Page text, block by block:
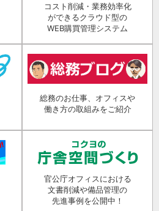
コスト削減・業務効率化
ができるクラウド型の
WEB購買管理システム
総務のお仕事、オフィスや
働き方の取組みをご紹介
官公庁オフィスにおける
文書削減や備品管理の
先進事例を公開中！